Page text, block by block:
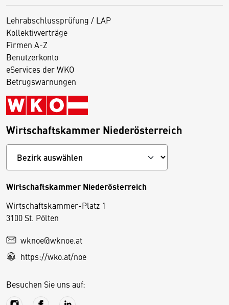
Lehrabschlussprüfung / LAP
Kollektivverträge
Firmen A-Z
Benutzerkonto
eServices der WKO
Betrugswarnungen
Wirtschaftskammer Niederösterreich
Wirtschaftskammer Niederösterreich
Wirtschaftskammer-Platz 1
3100 St. Pölten
wknoe@wknoe.at
https://wko.at/noe
Besuchen Sie uns auf:
D
e
s
S
e